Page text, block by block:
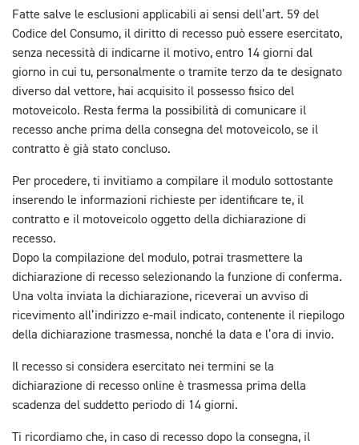
Fatte salve le esclusioni applicabili ai sensi dell’art. 59 del
Codice del Consumo, il diritto di recesso può essere esercitato,
senza necessità di indicarne il motivo, entro 14 giorni dal
giorno in cui tu, personalmente o tramite terzo da te designato
diverso dal vettore, hai acquisito il possesso fisico del
motoveicolo. Resta ferma la possibilità di comunicare il
recesso anche prima della consegna del motoveicolo, se il
contratto è già stato concluso.
Per procedere, ti invitiamo a compilare il modulo sottostante
inserendo le informazioni richieste per identificare te, il
contratto e il motoveicolo oggetto della dichiarazione di
recesso.
Dopo la compilazione del modulo, potrai trasmettere la
dichiarazione di recesso selezionando la funzione di conferma.
Una volta inviata la dichiarazione, riceverai un avviso di
ricevimento all’indirizzo e-mail indicato, contenente il riepilogo
della dichiarazione trasmessa, nonché la data e l’ora di invio.
Il recesso si considera esercitato nei termini se la
dichiarazione di recesso online è trasmessa prima della
scadenza del suddetto periodo di 14 giorni.
Ti ricordiamo che, in caso di recesso dopo la consegna, il